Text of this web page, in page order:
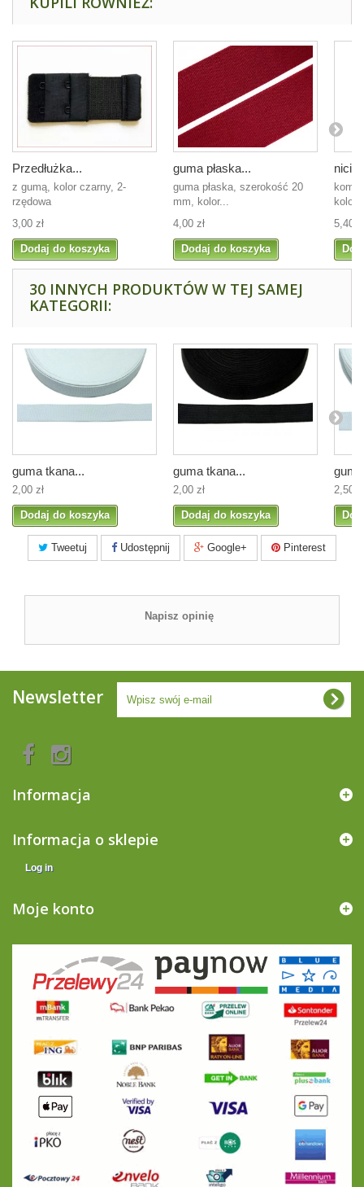
Przedłużka...
z gumą, kolor czarny, 2-
rzędowa
3,00 zł
Dodaj do koszyka
guma płaska...
guma płaska, szerokość 20
mm, kolor...
4,00 zł
Dodaj do koszyka
nici
kolory
5,40
30 INNYCH PRODUKTÓW W TEJ SAMEJ
KATEGORII:
guma tkana...
2,00 zł
Dodaj do koszyka
guma tkana...
2,00 zł
Dodaj do koszyka
2,50
Tweetuj Udostępnij Google+ Pinterest
Napisz opinię
Newsletter
Informacja
Informacja o sklepie
Log in
Moje konto